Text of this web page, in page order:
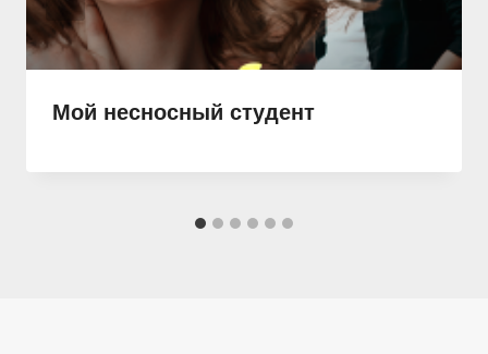
Мой несносный студент